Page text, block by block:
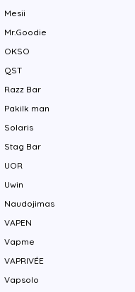
Mesii
Mr.Goodie
OKSO
QST
Razz Bar
Pakilk man
Solaris
Stag Bar
UOR
Uwin
Naudojimas
VAPEN
Vapme
VAPRIVÉE
Vapsolo